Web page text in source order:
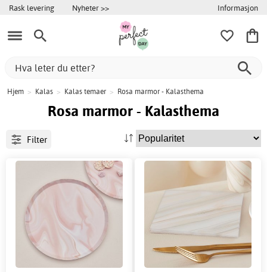
Rask levering Nyheter >> Informasjon
Hjem > Kalas > Kalas temaer > Rosa marmor - Kalasthema
Rosa marmor - Kalasthema
Filter